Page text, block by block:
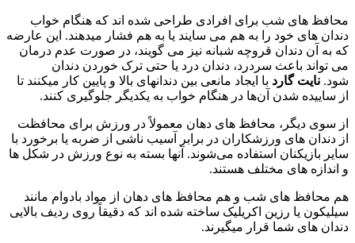
محافظ های شب برای افرادی طراحی شده اند که هنگام خواب
دندان های خود را به هم می سایند یا به هم فشار میدهند. این عارضه
که به آن دندان قروچه شبانه نیز می گویند، در صورت عدم درمان
می تواند باعث سردرد، دندان درد یا حتی ترک خوردن دندان
شود. نایت گارد با ایجاد مانعی بین دندانهای بالا و پایین کار میکنند تا
از ساییده شدن آن‌ها در هنگام خواب به یکدیگر جلوگیری کنند.
از سوی دیگر، محافظ‌ های دهان معمولاً در ورزش برای محافظت
از دندان های ورزشکاران در برابر آسیب ناشی از ضربه یا برخورد با
سایر بازیکنان استفاده می‌شوند. آنها بسته به نوع ورزش در شکل ها
و اندازه های مختلف هستند.
هم محافظ های شب و هم محافظ های دهان از مواد بادوام مانند
سیلیکون یا رزین اکریلیک ساخته شده اند که دقیقاً روی ردیف بالایی
دندان های شما قرار میگیرند.